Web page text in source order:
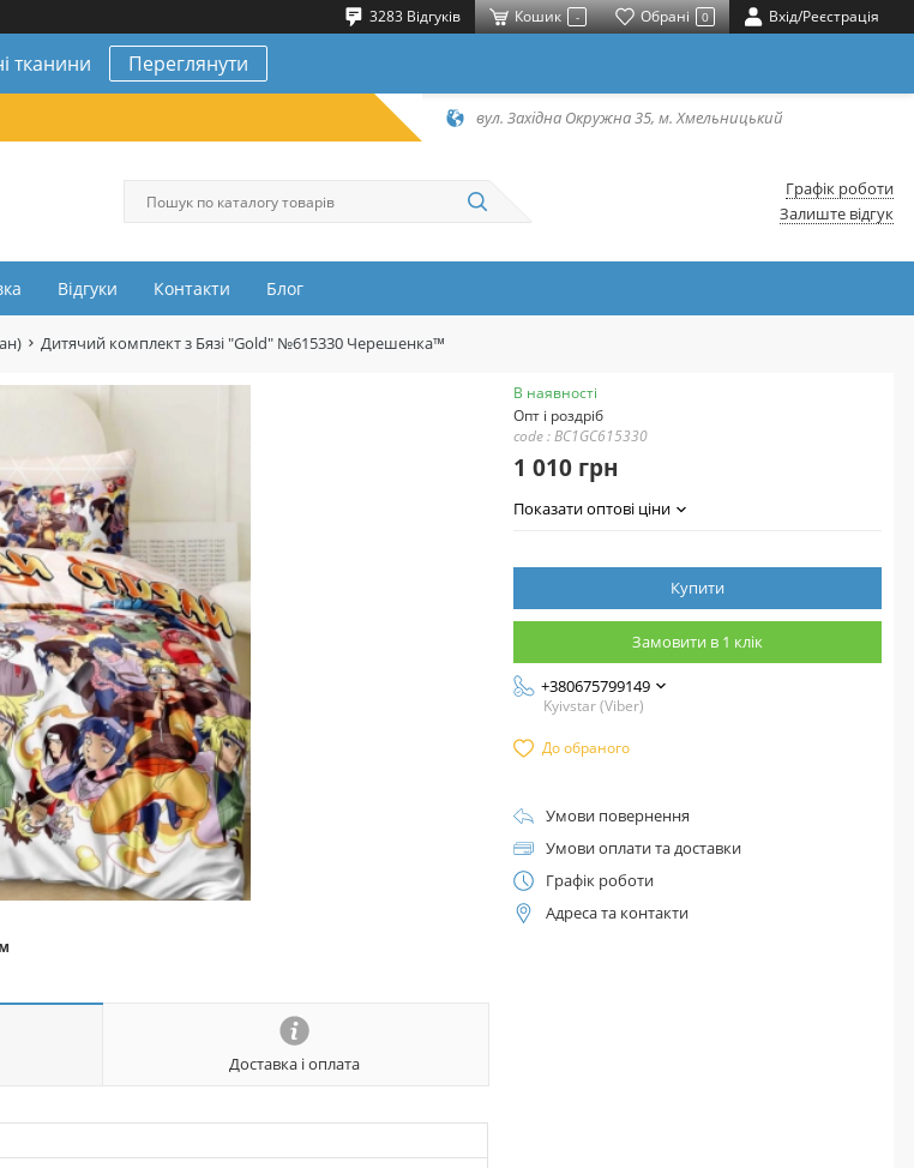
3283 Відгуків Кошик - Обрані 0 Вхід/Реєстрація
тканини Переглянути
вул. Західна Окружна 35, м. Хмельницький
Графік роботи
Залиште відгук
Відгуки Контакти Блог
Дитячий комплект з Бязі "Gold" №615330 Черешенка™
Доставка і оплата
В наявності
Опт і роздріб
code : BC1GC615330
1 010 грн
Показати оптові ціни
Купити
Замовити в 1 клік
+380675799149
Kyivstar (Viber)
До обраного
Умови повернення
Умови оплати та доставки
Графік роботи
Адреса та контакти